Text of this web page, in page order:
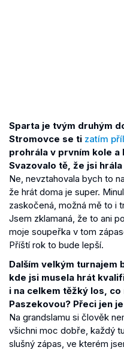
Sparta je tvým druhým
Stromovce se ti zatím
prohrála v prvním kole
Svazovalo tě, že jsi
Ne, nevztahovala bych to
že hrát doma je super.
zaskočená, možná mě to i
Jsem zklamaná, že to ani
moje soupeřka v tom
Příští rok to bude lepší.
Dalším velkým turnajem
kde jsi musela hrát
i na celkem těžký los,
Paszekovou? Přeci jen
Na grandslamu si člověk
všichni moc dobře, každý
slušný zápas, ve kterém